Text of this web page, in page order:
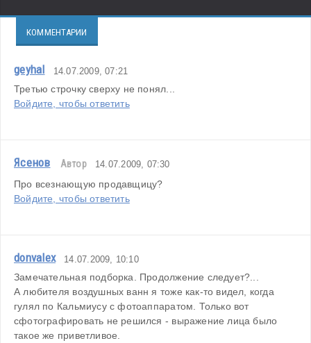
КОММЕНТАРИИ
geyhal 14.07.2009, 07:21
Третью строчку сверху не понял...
Войдите, чтобы ответить
Ясенов Автор 14.07.2009, 07:30
Про всезнающую продавщицу?
Войдите, чтобы ответить
donvalex 14.07.2009, 10:10
Замечательная подборка. Продолжение следует?...
А любителя воздушных ванн я тоже как-то видел, когда
гулял по Кальмиусу с фотоаппаратом. Только вот
сфотографировать не решился - выражение лица было
такое же приветливое.